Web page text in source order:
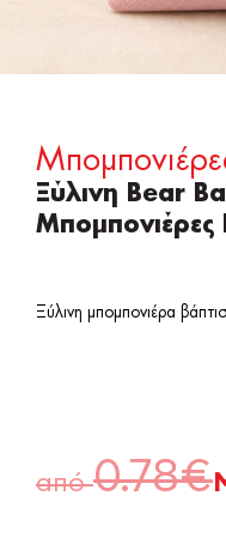
Ξύλινη Bear
Μπομπονιέρες
Ξύλινη μπομπονιέρα
από 0.78€